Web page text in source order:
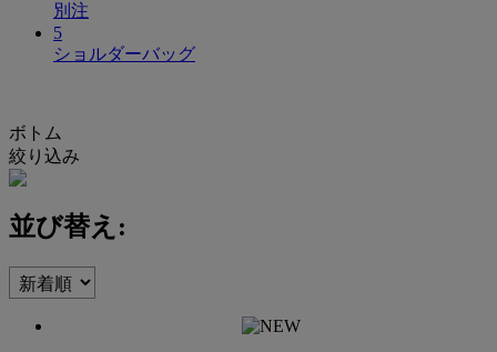
別注
5
ショルダーバッグ
ボトム
絞り込み
並び替え: